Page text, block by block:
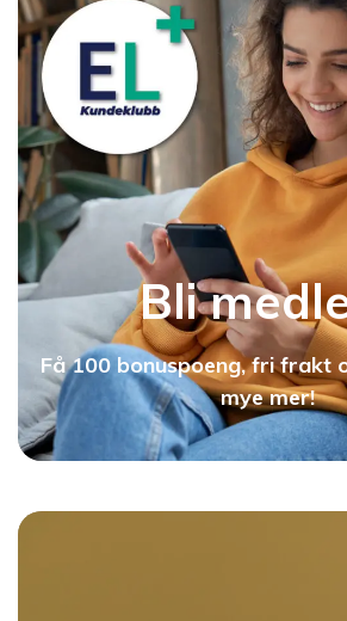
Bli
Få 100 bonuspoeng, fri frakt
mye mer!